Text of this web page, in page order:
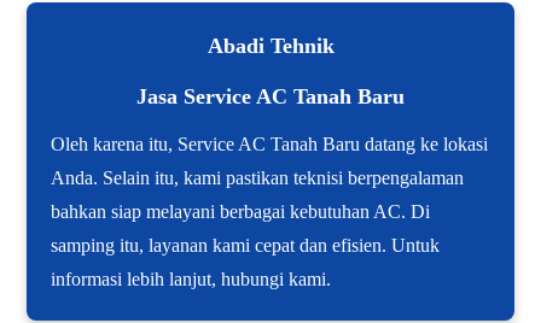
Abadi Tehnik
Jasa Service AC Tanah Baru
Oleh karena itu, Service AC Tanah Baru datang ke lokasi
Anda. Selain itu, kami pastikan teknisi berpengalaman
bahkan siap melayani berbagai kebutuhan AC. Di
samping itu, layanan kami cepat dan efisien. Untuk
informasi lebih lanjut, hubungi kami.